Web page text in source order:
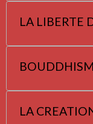
LA LIBERTE
LA